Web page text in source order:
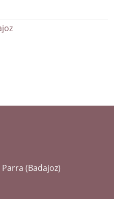
Parra (Badajoz)